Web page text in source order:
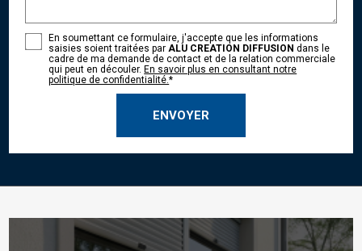
En soumettant ce formulaire, j'accepte que les informations
saisies soient traitées par ALU CREATION DIFFUSION dans le
cadre de ma demande de contact et de la relation commerciale
qui peut en découler.En savoir plus en consultant notre
politique de confidentialité.*